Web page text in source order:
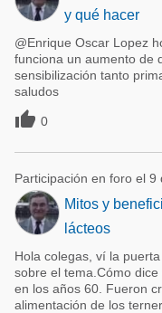
y qué hacer
@Enrique Oscar Lopez
funciona un aumento de
sensibilización tanto
saludos
 0
Participación en foro el
Mitos y
lácteos
Hola colegas, ví la
sobre el tema.Cómo
en los años 60. Fueron
alimentación de los